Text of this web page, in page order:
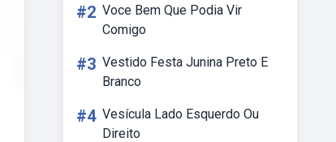
#2 Voce Bem Que Podia Vir
Comigo
#3 Vestido Festa Junina Preto E
Branco
#4 Vesícula Lado Esquerdo Ou
Direito